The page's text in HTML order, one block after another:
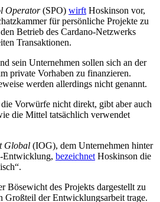
Operator(SPO) wirft Hoskinson vor,
für persönliche Projekte zu
Betrieb des Cardano-Netzwerks
Transaktionen.
sein Unternehmen sollen sich an der
private Vorhaben zu finanzieren.
werden allerdings nicht genannt.
Vorwürfe nicht direkt, gibt aber auch
die Mittel tatsächlich verwendet
Global (IOG), dem Unternehmen hinter
Entwicklung, bezeichnet Hoskinson die
Bösewicht des Projekts dargestellt zu
Großteil der Entwicklungsarbeit trage.